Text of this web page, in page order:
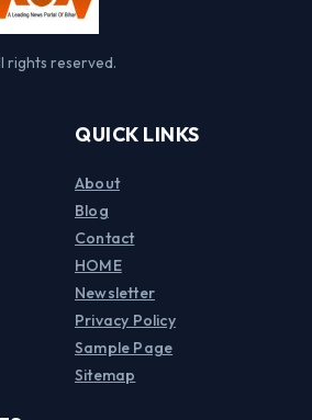
rights reserved.
QUICK LINKS
About
Blog
Contact
HOME
Newsletter
Privacy Policy
Sample Page
Sitemap